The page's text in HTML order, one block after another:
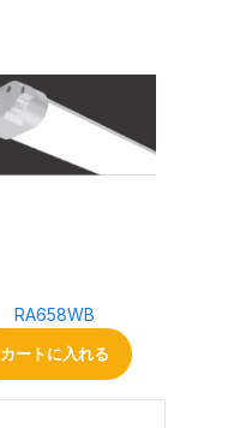
RA658WB
カートに入れる